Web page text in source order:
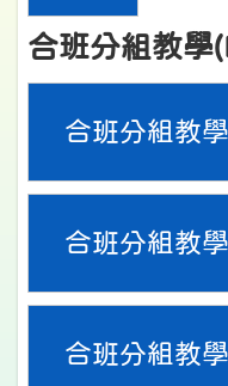
合班分組教學
合班分組教
合班分組教
合班分組教